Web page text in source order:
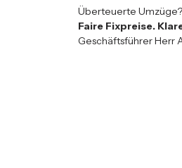
Überteuerte
Faire Fixpreise.
Geschäftsführer Herr